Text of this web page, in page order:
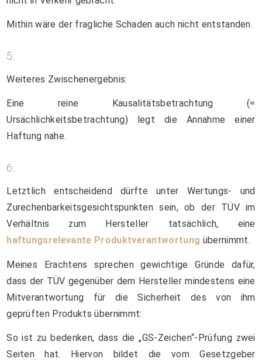
Mithin wäre der fragliche Schaden auch nicht entstanden.
5.
Weiteres Zwischenergebnis:
Eine reine Kausalitätsbetrachtung (=
Ursächlichkeitsbetrachtung) legt die Annahme einer
Haftung nahe.
6.
Letztlich entscheidend dürfte unter Wertungs- und
Zurechenbarkeitsgesichtspunkten sein, ob der TÜV im
Verhältnis zum Hersteller tatsächlich, eine
haftungsrelevante Produktverantwortung übernimmt.
Meines Erachtens sprechen gewichtige Gründe dafür,
dass der TÜV gegenüber dem Hersteller mindestens eine
Mitverantwortung für die Sicherheit des von ihm
geprüften Produkts übernimmt:
So ist zu bedenken, dass die „GS-Zeichen“-Prüfung zwei
Seiten hat. Hiervon bildet die vom Gesetzgeber